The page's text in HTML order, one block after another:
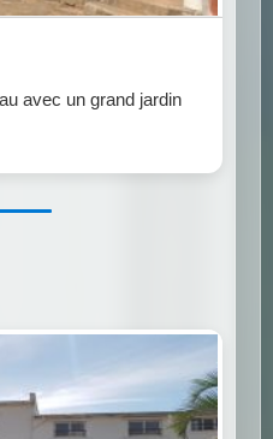
avec un grand jardin